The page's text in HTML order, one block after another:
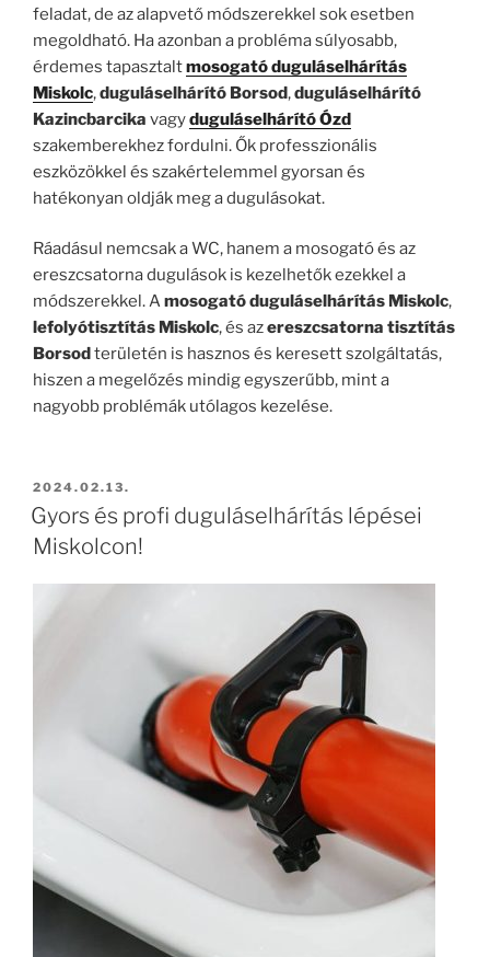
feladat, de az alapvető módszerekkel sok esetben
megoldható. Ha azonban a probléma súlyosabb,
érdemes tapasztaltmosogató duguláselhárítás
Miskolc,duguláselhárító Borsod,duguláselhárító
Kazincbarcika vagyduguláselhárító Ózd
szakemberekhez fordulni. Ők professzionális
eszközökkel és szakértelemmel gyorsan és
hatékonyan oldják meg a dugulásokat.
Ráadásul nemcsak a WC, hanem a mosogató és az
ereszcsatorna dugulások is kezelhetők ezekkel a
módszerekkel. Amosogató duguláselhárítás Miskolc,
lefolyótisztítás Miskolc, és azereszcsatorna tisztítás
Borsodterületén is hasznos és keresett szolgáltatás,
hiszen a megelőzés mindig egyszerűbb, mint a
nagyobb problémák utólagos kezelése.
BEKÜLDVE:
2024.02.13.
Gyors és profi duguláselhárítás lépései
Miskolcon!